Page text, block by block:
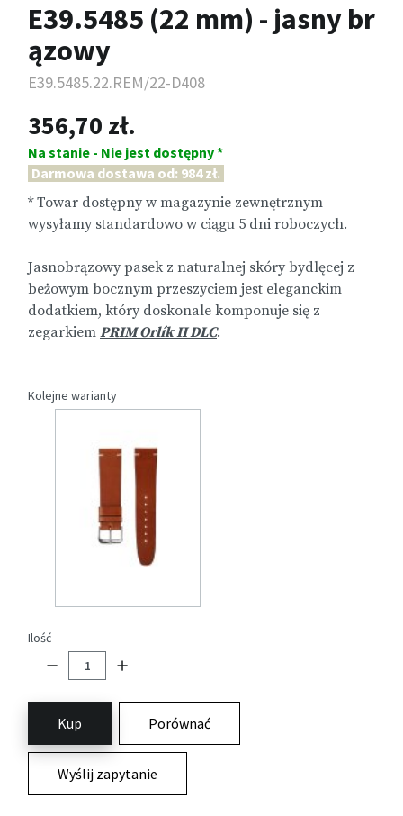
E39.5485 (22 mm) - jasny br
ązowy
E39.5485.22.REM/22-D408
356,70 zł.
Na stanie - Nie jest dostępny *
Darmowa dostawa od: 984 zł.
* Towar dostępny w magazynie zewnętrznym
wysyłamy standardowo w ciągu 5 dni roboczych.
Jasnobrązowy pasek z naturalnej skóry bydlęcej z
beżowym bocznym przeszyciem jest eleganckim
dodatkiem, który doskonale komponuje się z
zegarkiem PRIM Orlík II DLC.
Kolejne warianty
Ilość
Kup Porównać
Wyślij zapytanie